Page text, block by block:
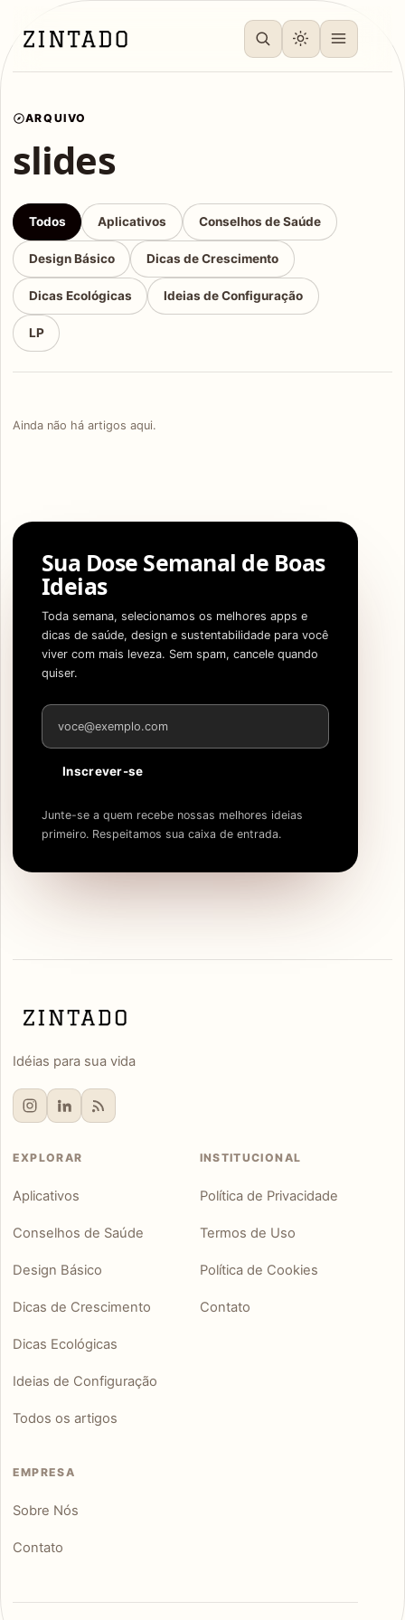
ARQUIVO
slides
Todos Aplicativos Conselhos de Saúde
Design Básico Dicas de Crescimento
Dicas Ecológicas Ideias de Configuração
LP
Ainda não há artigos aqui.
Sua Dose Semanal de Boas
Ideias
Toda semana, selecionamos os melhores apps e
dicas de saúde, design e sustentabilidade para você
viver com mais leveza. Sem spam, cancele quando
quiser.
Endereço de e-mail
Inscrever-se
Junte-se a quem recebe nossas melhores ideias
primeiro. Respeitamos sua caixa de entrada.
Idéias para sua vida
EXPLORAR
Aplicativos
Conselhos de Saúde
Design Básico
Dicas de Crescimento
Dicas Ecológicas
Ideias de Configuração
Todos os artigos
INSTITUCIONAL
Política de Privacidade
Termos de Uso
Política de Cookies
Contato
EMPRESA
Sobre Nós
Contato